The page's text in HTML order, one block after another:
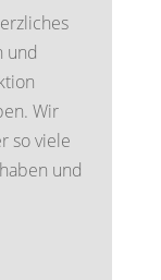
und
Wir
so viele
und